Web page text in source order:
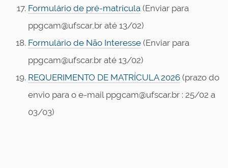
Formulário de pré-matrícula (Enviar para
ppgcam@ufscar,br até 13/02)
Formulário de Não Interesse (Enviar para
ppgcam@ufscar.br até 13/02)
REQUERIMENTO DE MATRÍCULA 2026 (prazo do
envio para o e-mail ppgcam@ufscar.br : 25/02 a
03/03)